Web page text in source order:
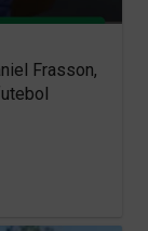
Frasson,